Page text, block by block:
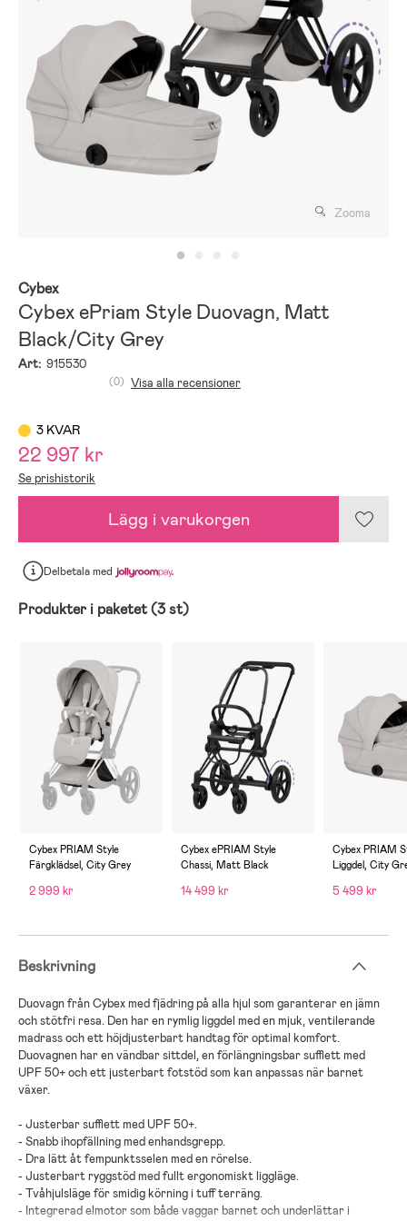
Zooma
Cybex
Cybex ePriam Style Duovagn, Matt
Black/City Grey
Art: 915530
(0) Visa alla recensioner
3 KVAR
22 997 kr
Se prishistorik
Lägg i varukorgen
Delbetalamed
Produkter i paketet (3 st)
Cybex PRIAM Style
Färgklädsel, City Grey
2 999 kr
Cybex ePRIAM Style
Chassi, Matt Black
14 499 kr
Cybex PRIAM
Liggdel, City
5 499 kr
Beskrivning
DuovagnfrånCybexmedfjädringpå alla hjul som garanterar en jämn
och stötfri resa. Den har enrymligliggdel med enmjuk,ventilerande
madrassoch etthöjdjusterbarthandtagför optimal komfort.
Duovagnenhar envändbarsittdel, enförlängningsbarsufflettmed
UPF 50+och ettjusterbartfotstödsom kan anpassas när barnet
växer.
- Justerbar sufflett med UPF 50+.
- Snabb ihopfällning med enhandsgrepp.
- Dra lätt åt fempunktsselen med en rörelse.
- Justerbart ryggstöd med fullt ergonomiskt liggläge.
- Tvåhjulsläge för smidig körning i tuff terräng.
- Integrerad elmotor som både vaggar barnet och underlättar i